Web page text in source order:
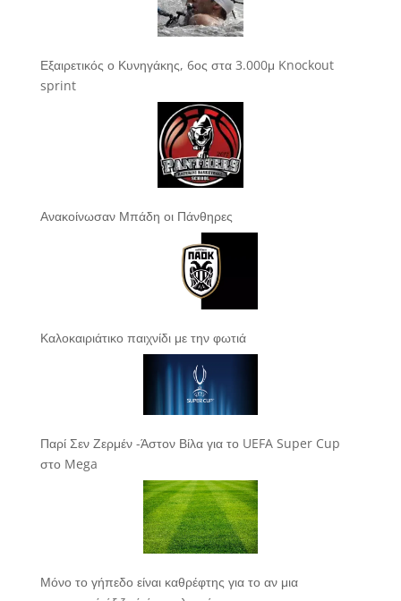
Εξαιρετικός ο Κυνηγάκης, 6ος στα 3.000μ Knockout
sprint
Ανακοίνωσαν Μπάδη οι Πάνθηρες
Καλοκαιριάτικο παιχνίδι με την φωτιά
Παρί Σεν Ζερμέν -Άστον Βίλα για το UEFA Super Cup
στο Mega
Μόνο το γήπεδο είναι καθρέφτης για το αν μια